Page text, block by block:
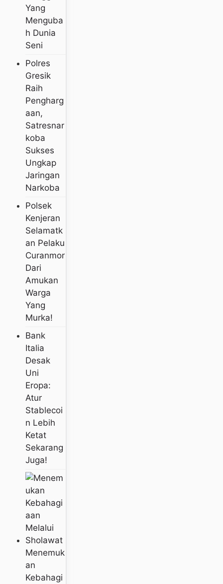
Yang
Menguba
H Dunia
Seni
Polres
Gresik
Raih
Pengharg
Aan,
Satresnar
Koba
Sukses
Ungkap
Jaringan
Narkoba
Polsek
Kenjeran
Selamatk
An Pelaku
Curanmor
Dari
Amukan
Warga
Yang
Murka!
Bank
Italia
Desak
Uni
Eropa:
Atur
Stablecoi
N Lebih
Ketat
Sekarang
Juga!
Menemuk
An
Kebahagi